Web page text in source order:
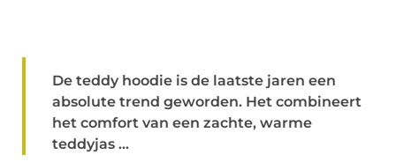
De teddy hoodie is de laatste jaren een
absolute trend geworden. Het combineert
het comfort van een zachte, warme
teddyjas ...